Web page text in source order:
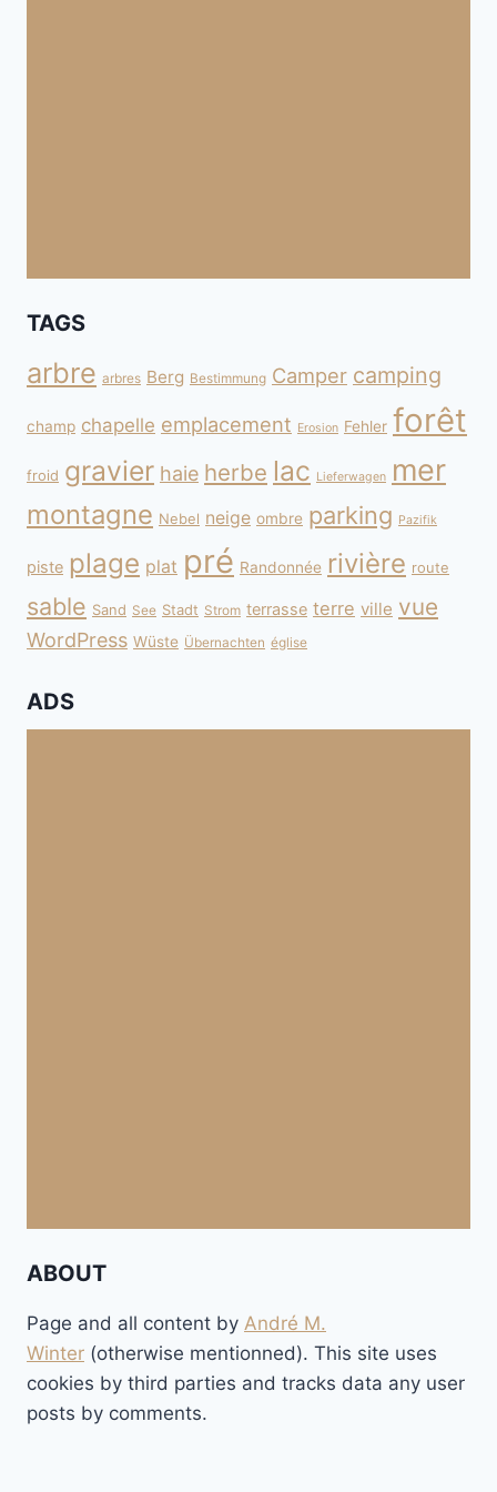
TAGS
arbre arbres Berg Bestimmung Camper camping
champ chapelle emplacement Erosion Fehler forêt
froid gravier haie herbe lac Lieferwagen mer
montagne Nebel neige ombre parking Pazifik
piste plage plat pré Randonnée rivière route
sable Sand See Stadt Strom terrasse terre ville vue
WordPress Wüste Übernachten église
ADS
ABOUT
Page and all content by André M.
Winter (otherwise mentionned). This site uses
cookies by third parties and tracks data any user
posts by comments.